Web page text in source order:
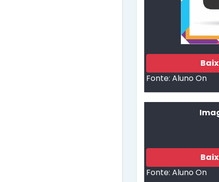
Fonte: Aluno On
Fonte: Aluno On